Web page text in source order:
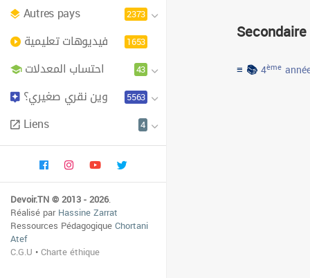
Autres pays 2373
فيديوهات تعليمية 1653
احتساب المعدلات 43
وين نقري صغيري؟ 5563
Liens 4
Devoir.TN © 2013 - 2026.
Réalisé parHassine Zarrat
Ressources PédagogiqueChortani
Atef
C.G.U •Charte éthique
Secondaire
≡ 📚4ème